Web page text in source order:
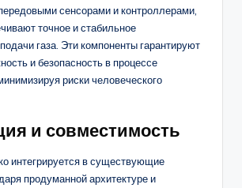
сенсорами и контроллерами,
точное и стабильное
газа. Эти компоненты гарантируют
и безопасность в процессе
риски человеческого
и совместимость
интегрируется в существующие
продуманной архитектуре и